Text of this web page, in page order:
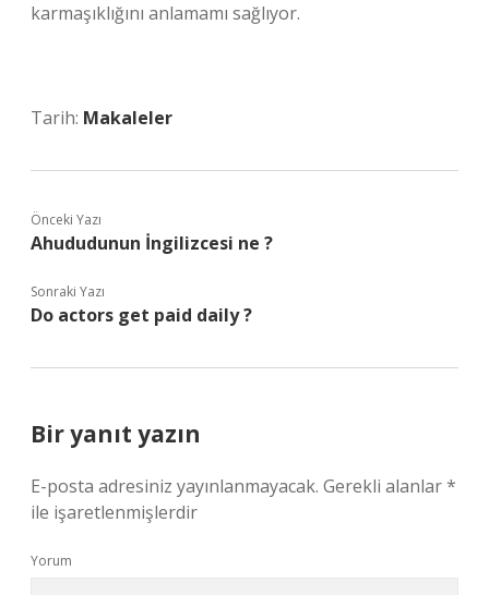
karmaşıklığını anlamamı sağlıyor.
Tarih: Makaleler
Önceki Yazı
Ahududunun İngilizcesi ne ?
Sonraki Yazı
Do actors get paid daily ?
Bir yanıt yazın
E-posta adresiniz yayınlanmayacak. Gerekli alanlar*
ile işaretlenmişlerdir
Yorum